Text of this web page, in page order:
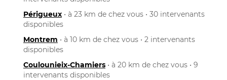
Périgueux • à 23 km de chez vous • 30 intervenants
disponibles
Montrem • à 10 km de chez vous • 2 intervenants
disponibles
Coulounieix-Chamiers • à 20 km de chez vous • 9
intervenants disponibles